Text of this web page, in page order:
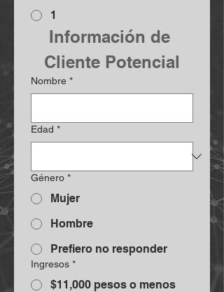
1
Información de
Cliente Potencial
Nombre *
Edad *
Género *
Mujer
Hombre
Prefiero no responder
Ingresos *
$11,000 pesos o menos